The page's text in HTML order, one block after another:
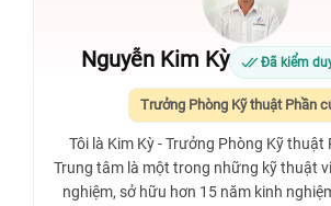
Nguyễn Kim Kỳ Đã kiểm
Trưởng Phòng Kỹ thuật Phần
Tôi là Kim Kỳ - Trưởng Phòng Kỹ thuật
Trung tâm là một trong những kỹ thuật
nghiệm, sở hữu hơn 15 năm kinh